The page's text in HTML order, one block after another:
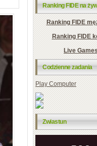
Ranking FIDE na
Ranking FIDE
Ranking FIDE
Live
Codzienne zadania
Play Computer
Zwiastun